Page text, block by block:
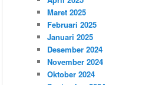
Maret 2025
Februari 2025
Januari 2025
Desember 2024
November 2024
Oktober 2024